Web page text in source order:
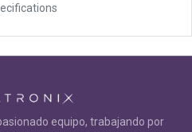
equipo, trabajando por